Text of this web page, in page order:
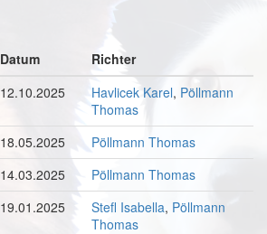
Datum
Richter
12.10.2025 Havlicek Karel, Pöllmann
Thomas
18.05.2025
Pöllmann Thomas
14.03.2025
Pöllmann Thomas
19.01.2025 Stefl Isabella, Pöllmann
Thomas